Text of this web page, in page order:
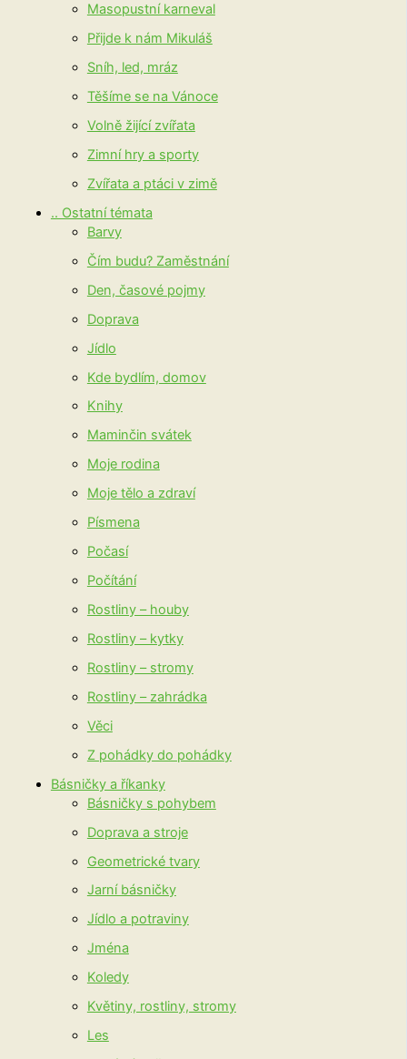
Masopustní karneval
Přijde k nám Mikuláš
Sníh, led, mráz
Těšíme se na Vánoce
Volně žijící zvířata
Zimní hry a sporty
Zvířata a ptáci v zimě
.. Ostatní témata
Barvy
Čím budu? Zaměstnání
Den, časové pojmy
Doprava
Jídlo
Kde bydlím, domov
Knihy
Maminčin svátek
Moje rodina
Moje tělo a zdraví
Písmena
Počasí
Počítání
Rostliny – houby
Rostliny – kytky
Rostliny – stromy
Rostliny – zahrádka
Věci
Z pohádky do pohádky
Básničky a říkanky
Básničky s pohybem
Doprava a stroje
Geometrické tvary
Jarní básničky
Jídlo a potraviny
Jména
Koledy
Květiny, rostliny, stromy
Les